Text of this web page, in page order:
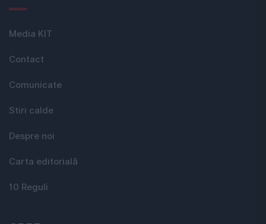
Media KIT
Contact
Comunicate
Stiri calde
Despre noi
Carta editorială
10 Reguli